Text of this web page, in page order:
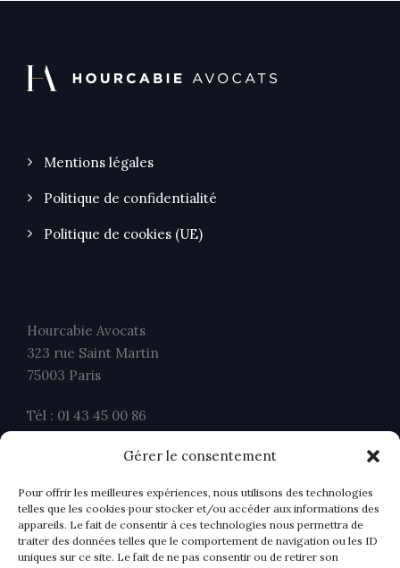
Gérer le consentement
Pour offrir les meilleures expériences, nous utilisons des technologies
telles que les cookies pour stocker et/ou accéder aux informations des
appareils. Le fait de consentir à ces technologies nous permettra de
traiter des données telles que le comportement de navigation ou les ID
uniques sur ce site. Le fait de ne pas consentir ou de retirer son
Mentions légales
Politique de confidentialité
Politique de cookies (UE)
Hourcabie Avocats
323 rue Saint Martin
75003 Paris
Tél : 01 43 45 00 86
contact@ahavocats.fr